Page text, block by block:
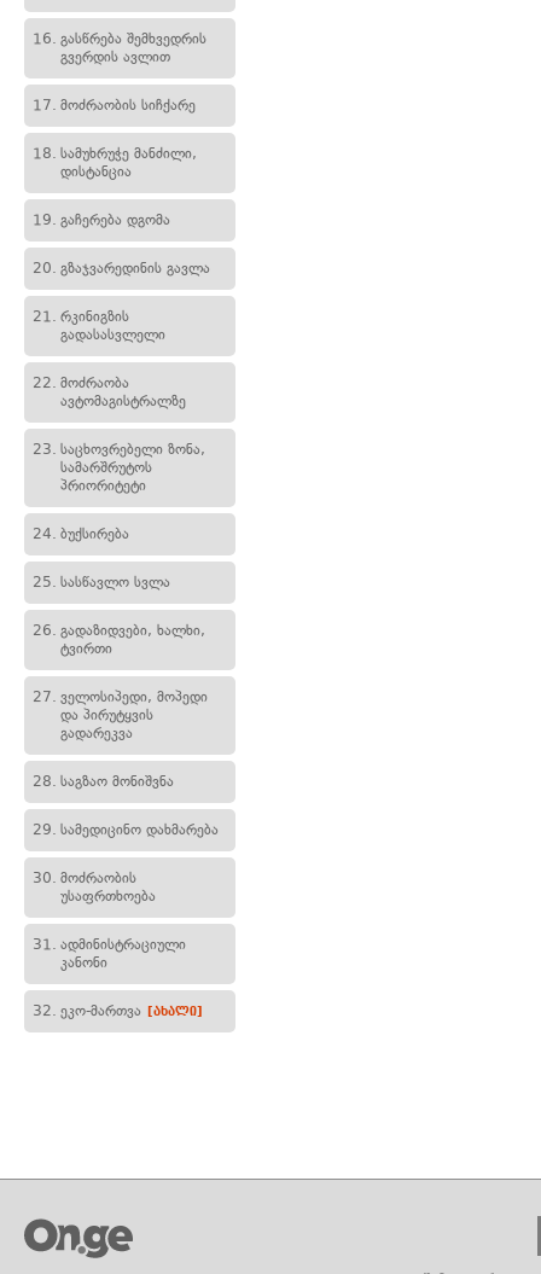
16. გასწრება შემხვედრის
გვერდის ავლით
17. მოძრაობის სიჩქარე
18. სამუხრუჭე მანძილი,
დისტანცია
19. გაჩერება დგომა
20. გზაჯვარედინის გავლა
21. რკინიგზის
გადასასვლელი
22. მოძრაობა
ავტომაგისტრალზე
23. საცხოვრებელი ზონა,
სამარშრუტოს
პრიორიტეტი
24. ბუქსირება
25. სასწავლო სვლა
26. გადაზიდვები, ხალხი,
ტვირთი
27. ველოსიპედი, მოპედი
და პირუტყვის
გადარეკვა
28. საგზაო მონიშვნა
29. სამედიცინო დახმარება
30. მოძრაობის
უსაფრთხოება
31. ადმინისტრაციული
კანონი
32. ეკო-მართვა [ახალი]